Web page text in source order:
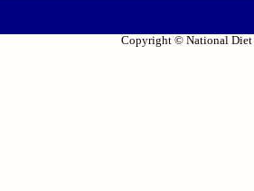
Copyright © National Diet